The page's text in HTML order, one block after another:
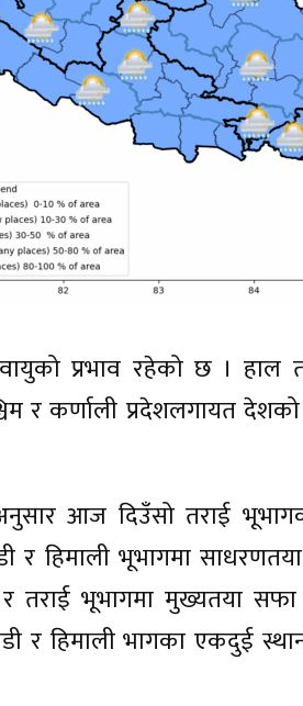
प्रभाव रहेको छ । हाल
र कर्णाली प्रदेशलगायत देशको
आज दिउँसो तराई
र हिमाली भूभागमा
तराई भूभागमा मुख्यतया
र हिमाली भागका एकदुई